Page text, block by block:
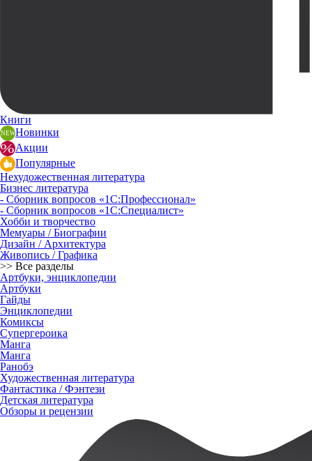
Книги
Новинки
Акции
Популярные
Нехудожественная литература
Бизнес литература
- Сборник вопросов «1С:Профессионал»
- Сборник вопросов «1С:Специалист»
Хобби и творчество
Мемуары / Биографии
Дизайн / Архитектура
Живопись / Графика
>> Все разделы
Артбуки, энциклопедии
Артбуки
Гайды
Энциклопедии
Комиксы
Супергероика
Манга
Манга
Ранобэ
Художественная литература
Фантастика / Фэнтези
Детская литература
Обзоры и рецензии